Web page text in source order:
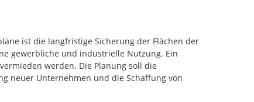
ist die langfristige Sicherung der Flächen der
gewerbliche und industrielle Nutzung. Ein
werden. Die Planung soll die
neuer Unternehmen und die Schaffung von